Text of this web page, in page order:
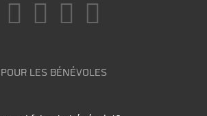
POUR LES BÉNÉVOLES